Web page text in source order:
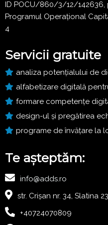
ID POCU/860/3/12/
Programul Operațional
4
Servicii gratuite
analiza potențialului de
alfabetizare digitală
formare competențe
design-ul și pregătirea
programe de învățare la
Te așteptăm:
info@adds.ro
str. Crișan nr. 34, Slatina
+40724070809